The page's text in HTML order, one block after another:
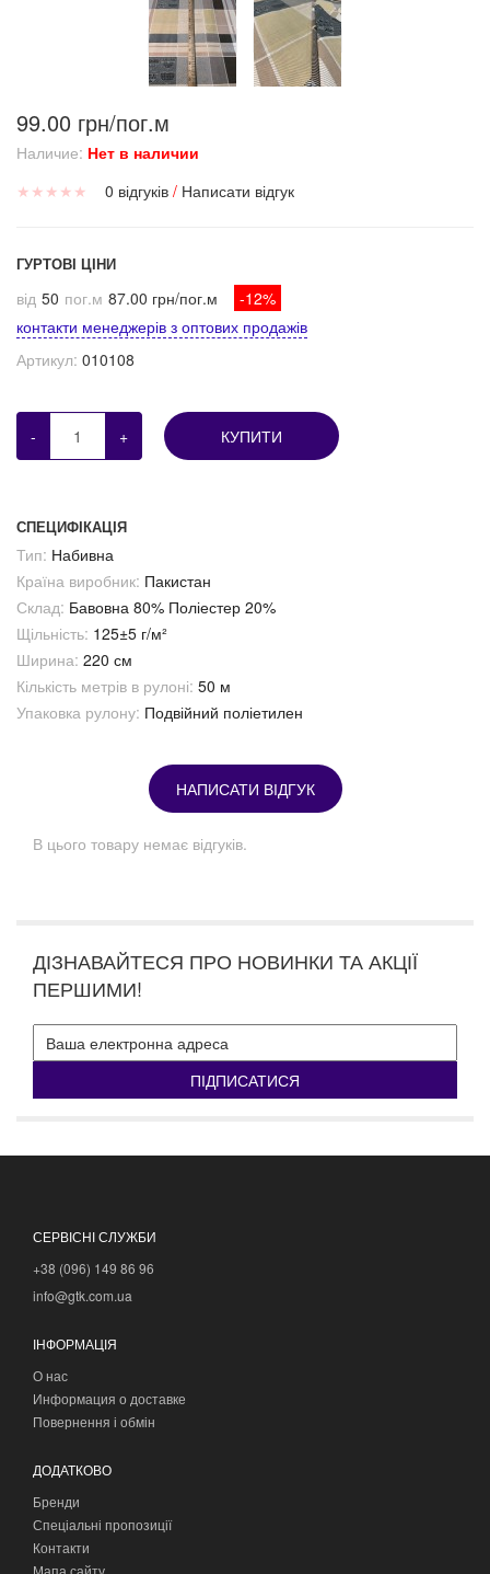
99.00 грн/пог.м
Наличие: Нет в наличии
★ ★ ★ ★ ★ 0 відгуків / Написати відгук
ГУРТОВІ ЦІНИ
від 50 пог.м 87.00 грн/пог.м
-12%
контакти менеджерів з оптових продажів
Артикул: 010108
- + КУПИТИ
СПЕЦИФІКАЦІЯ
Тип: Набивна
Країна виробник: Пакистан
Склад: Бавовна 80% Поліестер 20%
Щільність: 125±5 г/м²
Ширина: 220 см
Кількість метрів в рулоні: 50 м
Упаковка рулону: Подвійний поліетилен
НАПИСАТИ ВІДГУК
В цього товару немає відгуків.
ДІЗНАВАЙТЕСЯ ПРО НОВИНКИ ТА АКЦІЇ
ПЕРШИМИ!
ПІДПИСАТИСЯ
СЕРВІСНІ СЛУЖБИ
+38 (096) 149 86 96
info@gtk.com.ua
ІНФОРМАЦІЯ
О нас
Информация о доставке
Повернення і обмін
ДОДАТКОВО
Бренди
Спеціальні пропозиції
Контакти